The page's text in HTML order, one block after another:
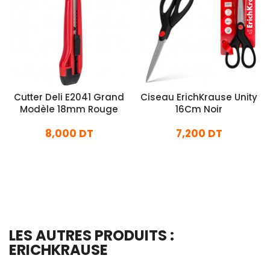
Cutter Deli E2041 Grand
Modèle 18mm Rouge
8,000 DT
Ciseau ErichKrause Unity
16Cm Noir
7,200 DT
LES AUTRES PRODUITS :
ERICHKRAUSE